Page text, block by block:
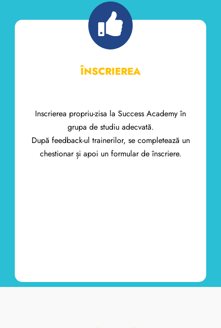
ÎNSCRIEREA
Inscrierea propriu-zisa la Success Academy în
grupa de studiu adecvată.
După feedback-ul trainerilor, se completează un
chestionar și apoi un formular de înscriere.